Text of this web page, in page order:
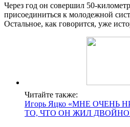
Через год он совершил 50-
присоединиться к молодежной
Остальное, как говорится, уже
Читайте также:
Игорь Яцко «МНЕ ОЧЕНЬ
ТО, ЧТО ОН ЖИЛ